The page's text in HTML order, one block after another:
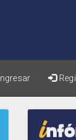
Ingresar